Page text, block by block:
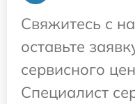
Свяжитесь с
оставьте
сервисного
Специалист